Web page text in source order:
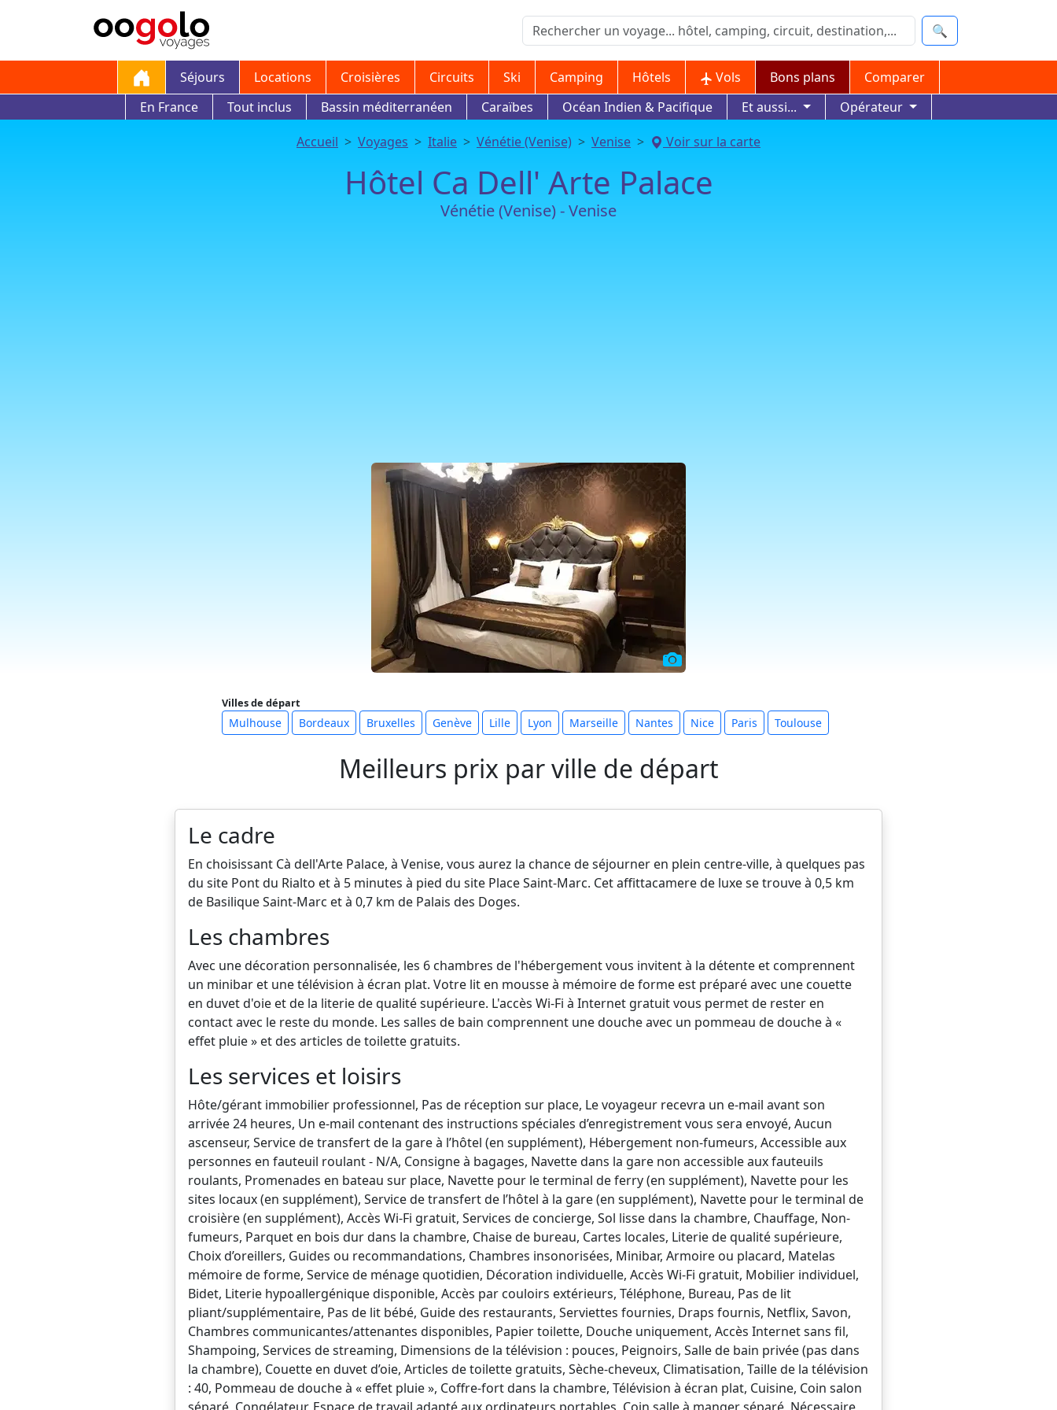
🔍
Séjours Locations Croisières Circuits Ski Camping Hôtels Vols Bons plans
Comparer
En France
Tout inclus Bassin méditerranéen Caraïbes Océan Indien & Pacifique Et aussi...
Opérateur
Accueil
Voyages Italie Vénétie (Venise) Venise Voir sur la carte
Hôtel Ca Dell' Arte Palace
Vénétie (Venise) - Venise
Villes de départ
Mulhouse Bordeaux Bruxelles Genève Lille Lyon Marseille Nantes Nice Paris Toulouse
Meilleurs prix par ville de départ
Le cadre
En choisissant Cà dell'Arte Palace, à Venise, vous aurez la chance de séjourner en plein centre-ville, à quelques pas
du site Pont du Rialto et à 5 minutes à pied du site Place Saint-Marc. Cet affittacamere de luxe se trouve à 0,5 km
de Basilique Saint-Marc et à 0,7 km de Palais des Doges.
Les chambres
Avec une décoration personnalisée, les 6 chambres de l'hébergement vous invitent à la détente et comprennent
un minibar et une télévision à écran plat. Votre lit en mousse à mémoire de forme est préparé avec une couette
en duvet d'oie et de la literie de qualité supérieure. L'accès Wi-Fi à Internet gratuit vous permet de rester en
contact avec le reste du monde. Les salles de bain comprennent une douche avec un pommeau de douche à «
effet pluie » et des articles de toilette gratuits.
Les services et loisirs
Hôte/gérant immobilier professionnel, Pas de réception sur place, Le voyageur recevra un e-mail avant son
arrivée 24 heures, Un e-mail contenant des instructions spéciales d’enregistrement vous sera envoyé, Aucun
ascenseur, Service de transfert de la gare à l’hôtel (en supplément), Hébergement non-fumeurs, Accessible aux
personnes en fauteuil roulant - N/A, Consigne à bagages, Navette dans la gare non accessible aux fauteuils
roulants, Promenades en bateau sur place, Navette pour le terminal de ferry (en supplément), Navette pour les
sites locaux (en supplément), Service de transfert de l’hôtel à la gare (en supplément), Navette pour le terminal de
croisière (en supplément), Accès Wi-Fi gratuit, Services de concierge, Sol lisse dans la chambre, Chauffage, Non-
fumeurs, Parquet en bois dur dans la chambre, Chaise de bureau, Cartes locales, Literie de qualité supérieure,
Choix d’oreillers, Guides ou recommandations, Chambres insonorisées, Minibar, Armoire ou placard, Matelas
mémoire de forme, Service de ménage quotidien, Décoration individuelle, Accès Wi-Fi gratuit, Mobilier individuel,
Bidet, Literie hypoallergénique disponible, Accès par couloirs extérieurs, Téléphone, Bureau, Pas de lit
pliant/supplémentaire, Pas de lit bébé, Guide des restaurants, Serviettes fournies, Draps fournis, Netflix, Savon,
Chambres communicantes/attenantes disponibles, Papier toilette, Douche uniquement, Accès Internet sans fil,
Shampoing, Services de streaming, Dimensions de la télévision : pouces, Peignoirs, Salle de bain privée (pas dans
la chambre), Couette en duvet d’oie, Articles de toilette gratuits, Sèche-cheveux, Climatisation, Taille de la télévision
: 40, Pommeau de douche à « effet pluie », Coffre-fort dans la chambre, Télévision à écran plat, Cuisine, Coin salon